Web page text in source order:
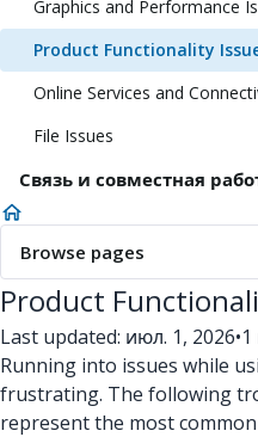
Graphics and Performance
Product Functionality
Online Services and
File Issues
Связь и совместная
Browse pages
Product
Last updated: июл. 1, 2026•
Running into issues while
frustrating. The following
represent the most